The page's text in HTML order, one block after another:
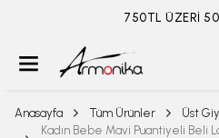
ÜYELİKSİZ SİPARİŞ
Anasayfa Tüm Ürünler Üst
Kadın Bebe Mavi Puantiyeli Beli